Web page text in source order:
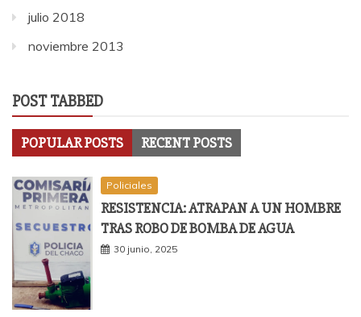
julio 2018
noviembre 2013
POST TABBED
POPULAR POSTS RECENT POSTS
Policiales
RESISTENCIA: ATRAPAN A UN HOMBRE
TRAS ROBO DE BOMBA DE AGUA
30 junio, 2025